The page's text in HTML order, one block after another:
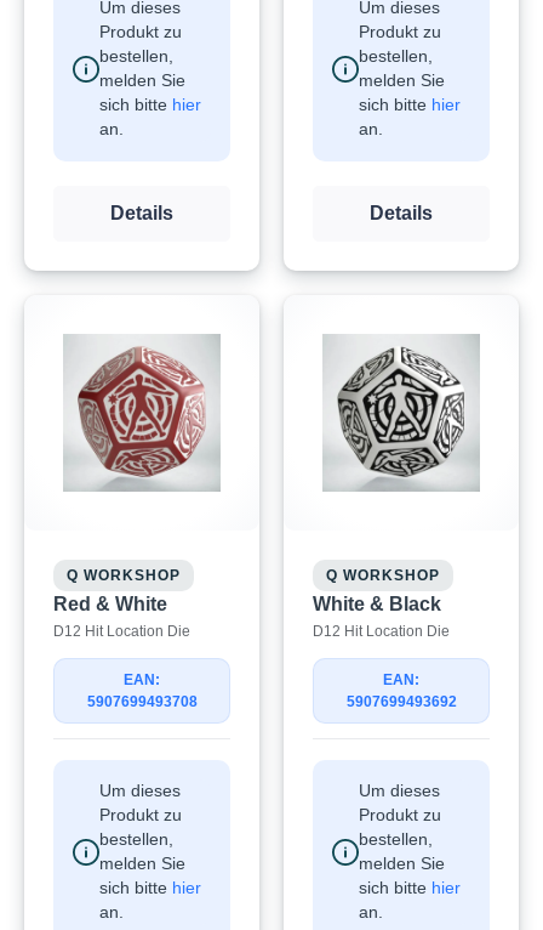
Um dieses
Produkt zu
bestellen,
melden Sie
sich bitte hier
an.
Details
Um dieses
Produkt zu
bestellen,
melden Sie
sich bitte hier
an.
Details
Q WORKSHOP
Red & White
D12 Hit Location Die
EAN:
5907699493708
Um dieses
Produkt zu
bestellen,
melden Sie
sich bitte hier
an.
Q WORKSHOP
White & Black
D12 Hit Location Die
EAN:
5907699493692
Um dieses
Produkt zu
bestellen,
melden Sie
sich bitte hier
an.